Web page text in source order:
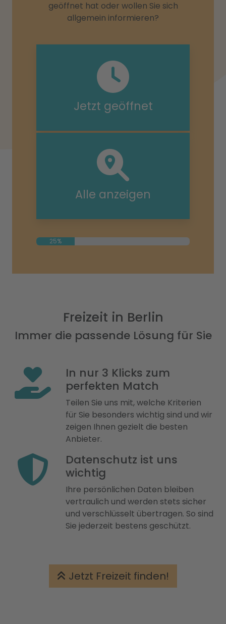
geöffnet hat oder wollen Sie sich
allgemein informieren?
Jetzt geöffnet
Alle anzeigen
25%
Freizeit in Berlin
Immer die passende Lösung für Sie
In nur 3 Klicks zum
perfekten Match
Teilen Sie uns mit, welche Kriterien
für Sie besonders wichtig sind und wir
zeigen Ihnen gezielt die besten
Anbieter.
Datenschutz ist uns
wichtig
Ihre persönlichen Daten bleiben
vertraulich und werden stets sicher
und verschlüsselt übertragen. So sind
Sie jederzeit bestens geschützt.
Jetzt Freizeit finden!